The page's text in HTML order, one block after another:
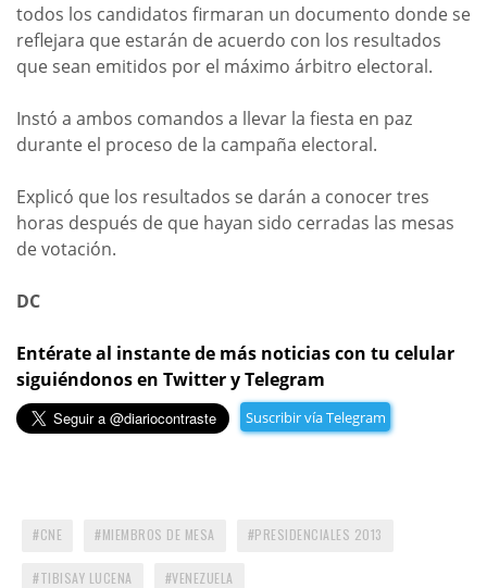
todos los candidatos firmaran un documento donde se
reflejara que estarán de acuerdo con los resultados
que sean emitidos por el máximo árbitro electoral.
Instó a ambos comandos a llevar la fiesta en paz
durante el proceso de la campaña electoral.
Explicó que los resultados se darán a conocer tres
horas después de que hayan sido cerradas las mesas
de votación.
DC
Entérate al instante de más noticias con tu celular
siguiéndonos en Twitter y Telegram
Suscribir vía Telegram
CNE MIEMBROS DE MESA PRESIDENCIALES 2013
TIBISAY LUCENA VENEZUELA